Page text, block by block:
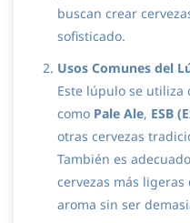
buscan crear
sofisticado.
Usos Comunes del
Este lúpulo se utiliza
como Pale Ale, ESB
otras cervezas
También es
cervezas más
aroma sin ser